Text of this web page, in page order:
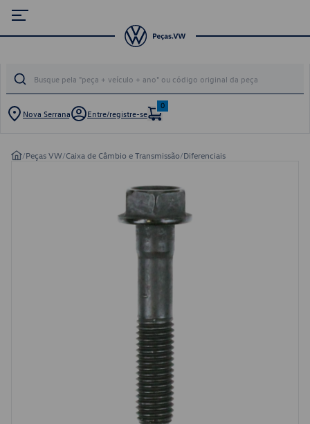
Nova Serrana Entre/registre-se
0
/Peças VW/Caixa de Câmbio e Transmissão/Diferenciais